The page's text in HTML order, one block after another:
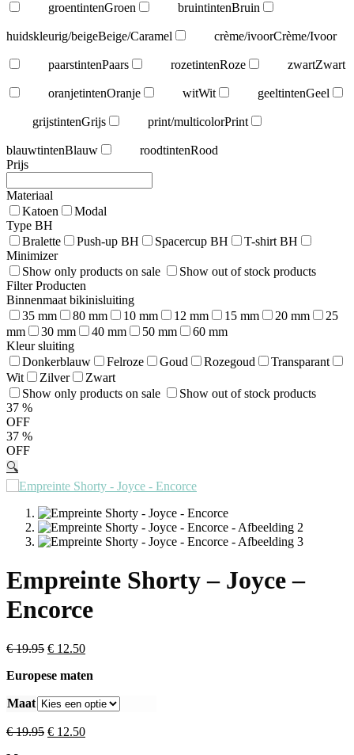
groentintenGroen bruintintenBruin
huidskleurig/beigeBeige/Caramel crème/ivoorCrème/Ivoor
paarstintenPaars rozetintenRoze zwartZwart
oranjetintenOranje witWit geeltintenGeel
grijstintenGrijs print/multicolorPrint
blauwtintenBlauw roodtintenRood
Prijs
Materiaal
Katoen
Modal
Type BH
Bralette
Push-up BH Spacercup BH
T-shirt BH
Minimizer
Show only products on sale
Show out of stock products
Filter Producten
Binnenmaat bikinisluiting
35 mm
80 mm 10 mm 12 mm 15 mm 20 mm
25
mm
30 mm 40 mm 50 mm
60 mm
Kleur sluiting
Donkerblauw
Felroze Goud Rozegoud
Transparant
Wit
Zilver
Zwart
Show only products on sale
Show out of stock products
37 %
OFF
37 %
OFF
🔍
Empreinte Shorty – Joyce –
Encorce
€19.95 € 12.50
Europese maten
Maat
€19.95 € 12.50